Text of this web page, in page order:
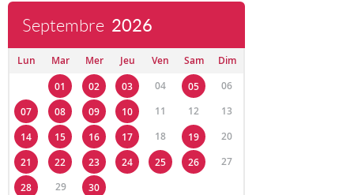
Septembre 2026
Lun Mar Mer Jeu Ven Sam
Dim
01
02 03 04 05
06
07
08 09 10 11 12
13
14
15 16 17 18 19
20
21
22 23 24 25 26
27
28
29 30